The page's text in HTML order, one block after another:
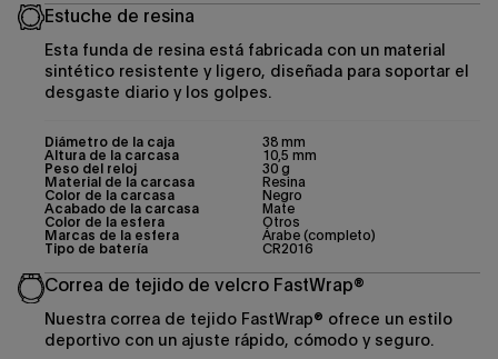
Estuche de resina
Esta funda de resina está fabricada con un material
sintético resistente y ligero, diseñada para soportar el
desgaste diario y los golpes.
Diámetro de la caja 38 mm
Altura de la carcasa 10,5 mm
Peso del reloj 30 g
Material de la carcasa Resina
Color de la carcasa Negro
Acabado de la carcasa Mate
Color de la esfera Otros
Marcas de la esfera Árabe (completo)
Tipo de batería CR2016
Correa de tejido de velcro FastWrap®
Nuestra correa de tejido FastWrap® ofrece un estilo
deportivo con un ajuste rápido, cómodo y seguro.